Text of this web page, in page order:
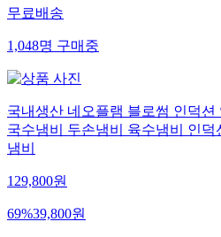
무료배송
1,048명구매중
국내생산 네오플램 블로썸 인덕션
국수냄비 두손냄비 육수냄비 인
냄비
129,800원
69%39,800원